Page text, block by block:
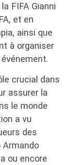
FIFA Gianni
et en
ainsi que
à organiser
crucial dans
assurer la
le monde
a vu
des
Armando
ou encore